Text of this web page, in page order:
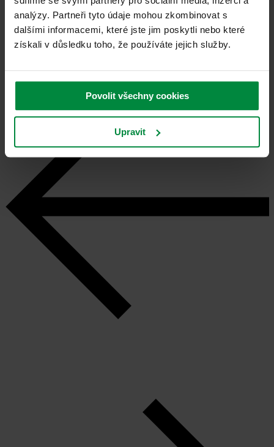
analýzy. Partneři tyto údaje mohou zkombinovat s
dalšími informacemi, které jste jim poskytli nebo které
získali v důsledku toho, že používáte jejich služby.
Povolit všechny cookies
Upravit
+421 918 389 628
Ostatní služby